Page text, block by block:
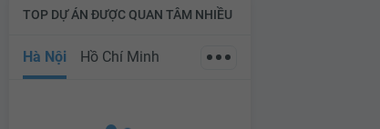
TOP DỰ ÁN ĐƯỢC QUAN TÂM NHIỀU
Hà Nội Hồ Chí Minh